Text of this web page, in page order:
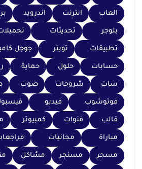
العاب انترنت اندرويد
بلوجر تحديثات
تطبيقات تويتر جوجل
حسابات حلول حماية
سات شروحات صوت
فوتوشوب فيديو
قالب قنوات كمبيوتر
مباراة مجانيات
مسجر مسنجر مشاكل